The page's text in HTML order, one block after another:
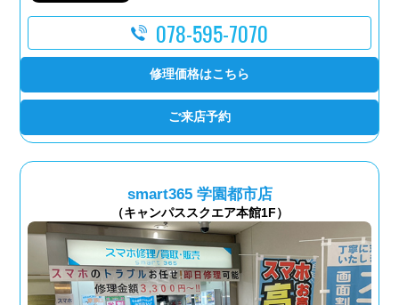
078-595-7070
修理価格はこちら
ご来店予約
smart365 学園都市店
（キャンパススクエア本館1F）